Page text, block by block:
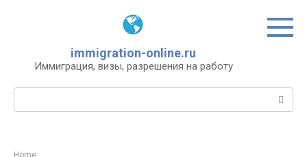
immigration-online.ru
Иммиграция, визы, разрешения на работу
Home